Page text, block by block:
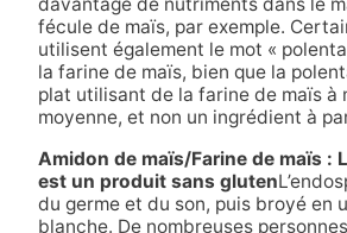
fécule de maïs, par exemple.
utilisent également le mot «
la farine de maïs, bien que la
plat utilisant de la farine de maïs à
moyenne, et non un ingrédient à
Amidon de maïs/Farine de maïs :
est un produit sans gluten
du germe et du son, puis broyé en
blanche. De nombreuses